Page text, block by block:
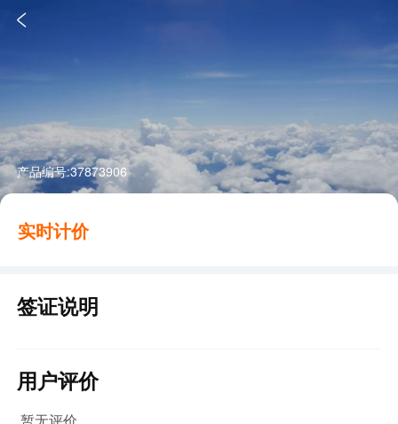

产品编号:37873906
实时计价
签证说明
用户评价
暂无评价